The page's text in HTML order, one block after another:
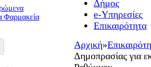
Φαρμακεία
Δήμος
e-Υπηρεσίες
Επικαιρότητα
Αρχική»
Δημοπρασίας για